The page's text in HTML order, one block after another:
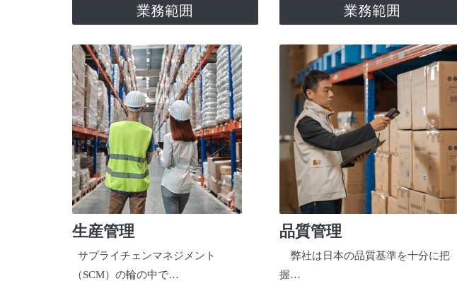
業務範囲 業務範囲
生産管理
サプライチェンマネジメント
（SCM）の輪の中で…
品質管理
弊社は日本の品質基準を十分に把
握…